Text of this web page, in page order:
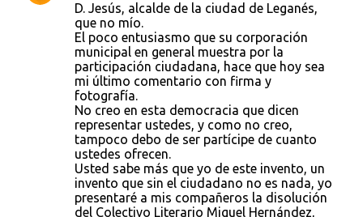
D. Jesús, alcalde de la ciudad de Leganés,
que no mío.
El poco entusiasmo que su corporación
municipal en general muestra por la
participación ciudadana, hace que hoy sea
mi último comentario con firma y
fotografía.
No creo en esta democracia que dicen
representar ustedes, y como no creo,
tampoco debo de ser partícipe de cuanto
ustedes ofrecen.
Usted sabe más que yo de este invento, un
invento que sin el ciudadano no es nada, yo
presentaré a mis compañeros la disolución
del Colectivo Literario Miguel Hernández,